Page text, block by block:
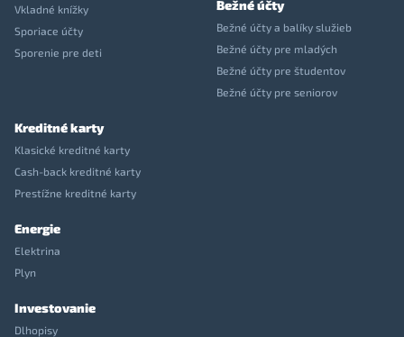
Vkladné knížky
Sporiace účty
Sporenie pre deti
Bežné účty
Bežné účty a balíky služieb
Bežné účty pre mladých
Bežné účty pre študentov
Bežné účty pre seniorov
Kreditné karty
Klasické kreditné karty
Cash-back kreditné karty
Prestížne kreditné karty
Energie
Elektrina
Plyn
Investovanie
Dlhopisy